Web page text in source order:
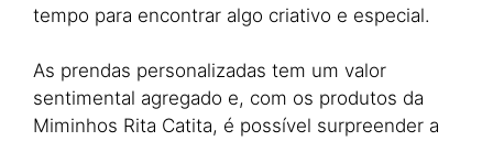
tempo para encontrar algo criativo e especial.
As prendas personalizadas tem um valor
sentimental agregado e, com os produtos da
Miminhos Rita Catita, é possível surpreender a